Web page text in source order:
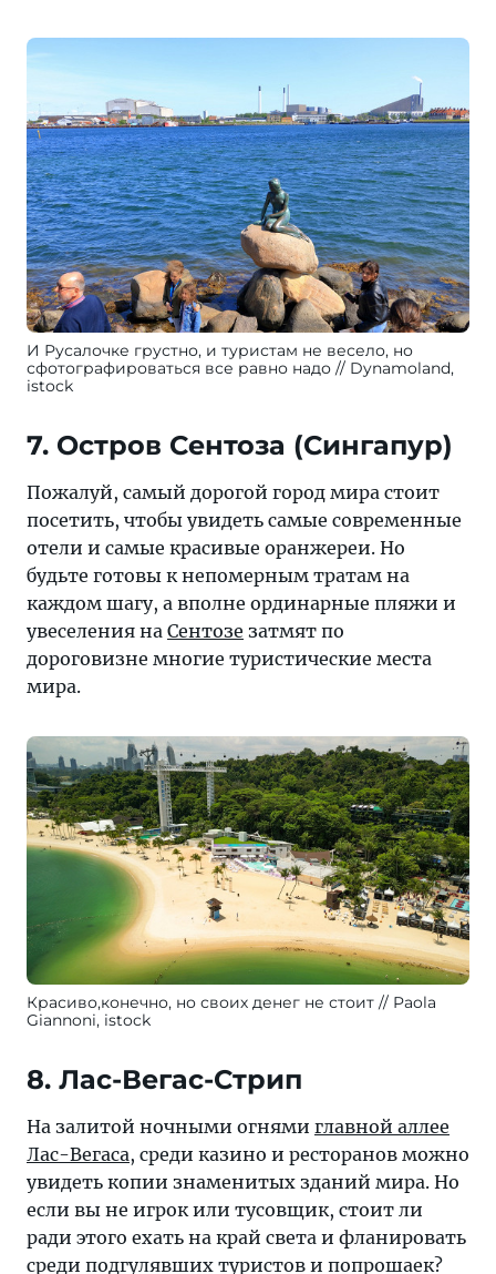
И Русалочке грустно, и туристам не весело, но
сфотографироваться все равно надо
Dynamoland,
istock
7. Остров Сентоза (Сингапур)
Пожалуй, самый дорогой город мира стоит
посетить, чтобы увидеть самые современные
отели и самые красивые оранжереи. Но
будьте готовы к непомерным тратам на
каждом шагу, а вполне ординарные пляжи и
увеселения на Сентозе затмят по
дороговизне многие туристические места
мира.
Красиво,конечно, но своих денег не стоит
Paola
Giannoni, istock
8. Лас-Вегас-Стрип
На залитой ночными огнями главной аллее
Лас-Вегаса, среди казино и ресторанов можно
увидеть копии знаменитых зданий мира. Но
если вы не игрок или тусовщик, стоит ли
ради этого ехать на край света и фланировать
среди подгулявших туристов и попрошаек?